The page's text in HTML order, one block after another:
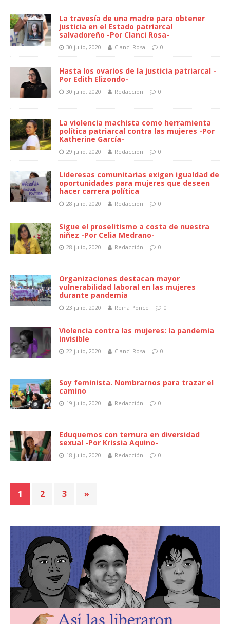
La travesía de una madre para obtener
justicia en el Estado patriarcal
salvadoreño -Por Clanci Rosa-
30 julio, 2020 Clanci Rosa 0
Hasta los ovarios de la justicia patriarcal -
Por Edith Elizondo-
30 julio, 2020 Redacción 0
La violencia machista como herramienta
política patriarcal contra las mujeres -Por
Katherine García-
29 julio, 2020 Redacción 0
Lideresas comunitarias exigen igualdad de
oportunidades para mujeres que deseen
hacer carrera política
28 julio, 2020 Redacción 0
Sigue el proselitismo a costa de nuestra
niñez -Por Celia Medrano-
28 julio, 2020 Redacción 0
Organizaciones destacan mayor
vulnerabilidad laboral en las mujeres
durante pandemia
23 julio, 2020 Reina Ponce 0
Violencia contra las mujeres: la pandemia
invisible
22 julio, 2020 Clanci Rosa 0
Soy feminista. Nombrarnos para trazar el
camino
19 julio, 2020 Redacción 0
Eduquemos con ternura en diversidad
sexual -Por Krissia Aquino-
18 julio, 2020 Redacción 0
1 2 3 »